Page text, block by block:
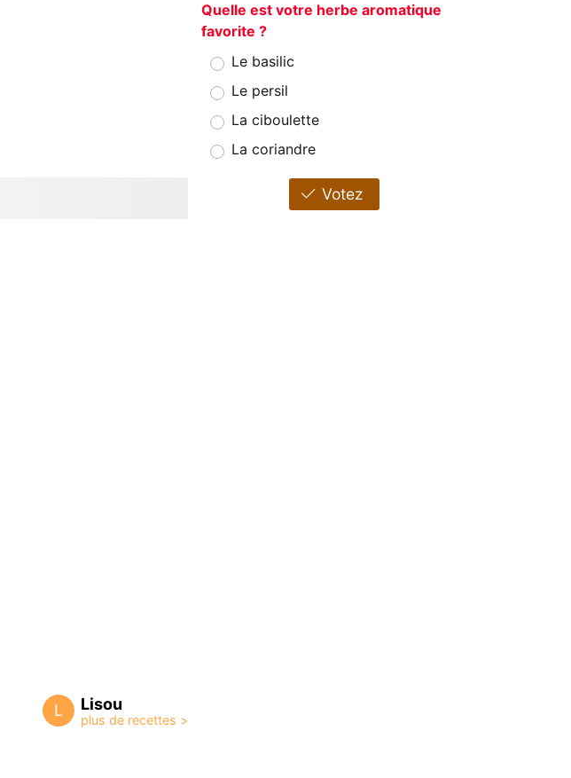
L Lisou
Quelle est votre herbe aromatique
favorite ?
Le basilic
Le persil
La ciboulette
La coriandre
Votez